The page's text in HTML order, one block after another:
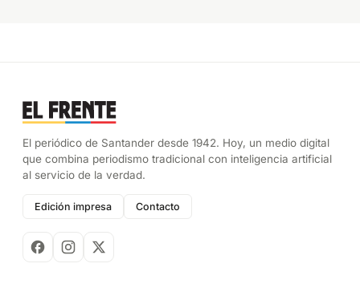
El periódico de Santander desde 1942. Hoy, un medio digital
que combina periodismo tradicional con inteligencia artificial
al servicio de la verdad.
Edición impresa Contacto